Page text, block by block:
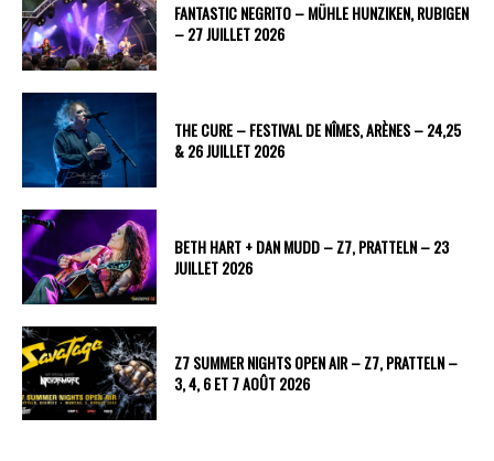
FANTASTIC NEGRITO – MÜHLE HUNZIKEN, RUBIGEN
– 27 JUILLET 2026
THE CURE – FESTIVAL DE NÎMES, ARÈNES – 24,25
& 26 JUILLET 2026
BETH HART + DAN MUDD – Z7, PRATTELN – 23
JUILLET 2026
Z7 SUMMER NIGHTS OPEN AIR – Z7, PRATTELN –
3, 4, 6 ET 7 AOÛT 2026